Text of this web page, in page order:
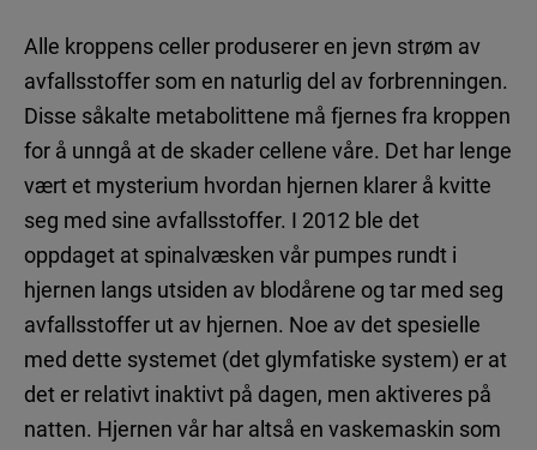
Alle kroppens celler produserer en jevn strøm av
avfallsstoffer som en naturlig del av forbrenningen.
Disse såkalte metabolittene må fjernes fra kroppen
for å unngå at de skader cellene våre. Det har lenge
vært et mysterium hvordan hjernen klarer å kvitte
seg med sine avfallsstoffer. I 2012 ble det
oppdaget at spinalvæsken vår pumpes rundt i
hjernen langs utsiden av blodårene og tar med seg
avfallsstoffer ut av hjernen. Noe av det spesielle
med dette systemet (det glymfatiske system) er at
det er relativt inaktivt på dagen, men aktiveres på
natten. Hjernen vår har altså en vaskemaskin som